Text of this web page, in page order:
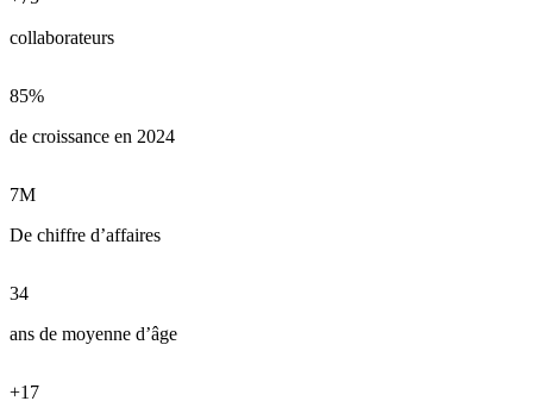
collaborateurs
85%
de croissance en 2024
7M
De chiffre d’affaires
34
ans de moyenne d’âge
+17